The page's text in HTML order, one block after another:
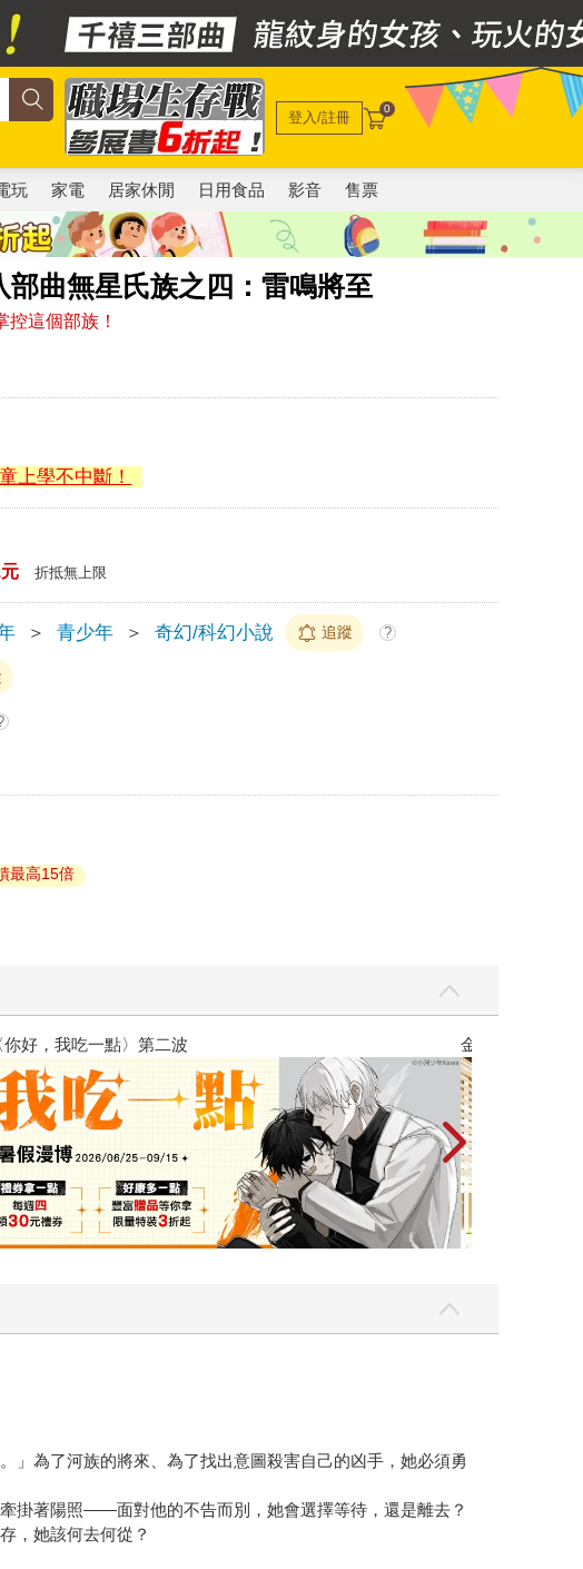
登入/註冊 0
玩 家電 居家休閒 日用食品 影音 售票
部曲無星氏族之四：雷鳴將至
這個部族！
上學不中斷！
折抵無上限
＞ 青少年 ＞ 奇幻/科幻小說 追蹤 ?
最高15倍
電子書
為了河族的將來、為了找出意圖殺害自己的凶手，她必須勇
掛著陽照——面對他的不告而別，她會選擇等待，還是離去？
，她該何去何從？